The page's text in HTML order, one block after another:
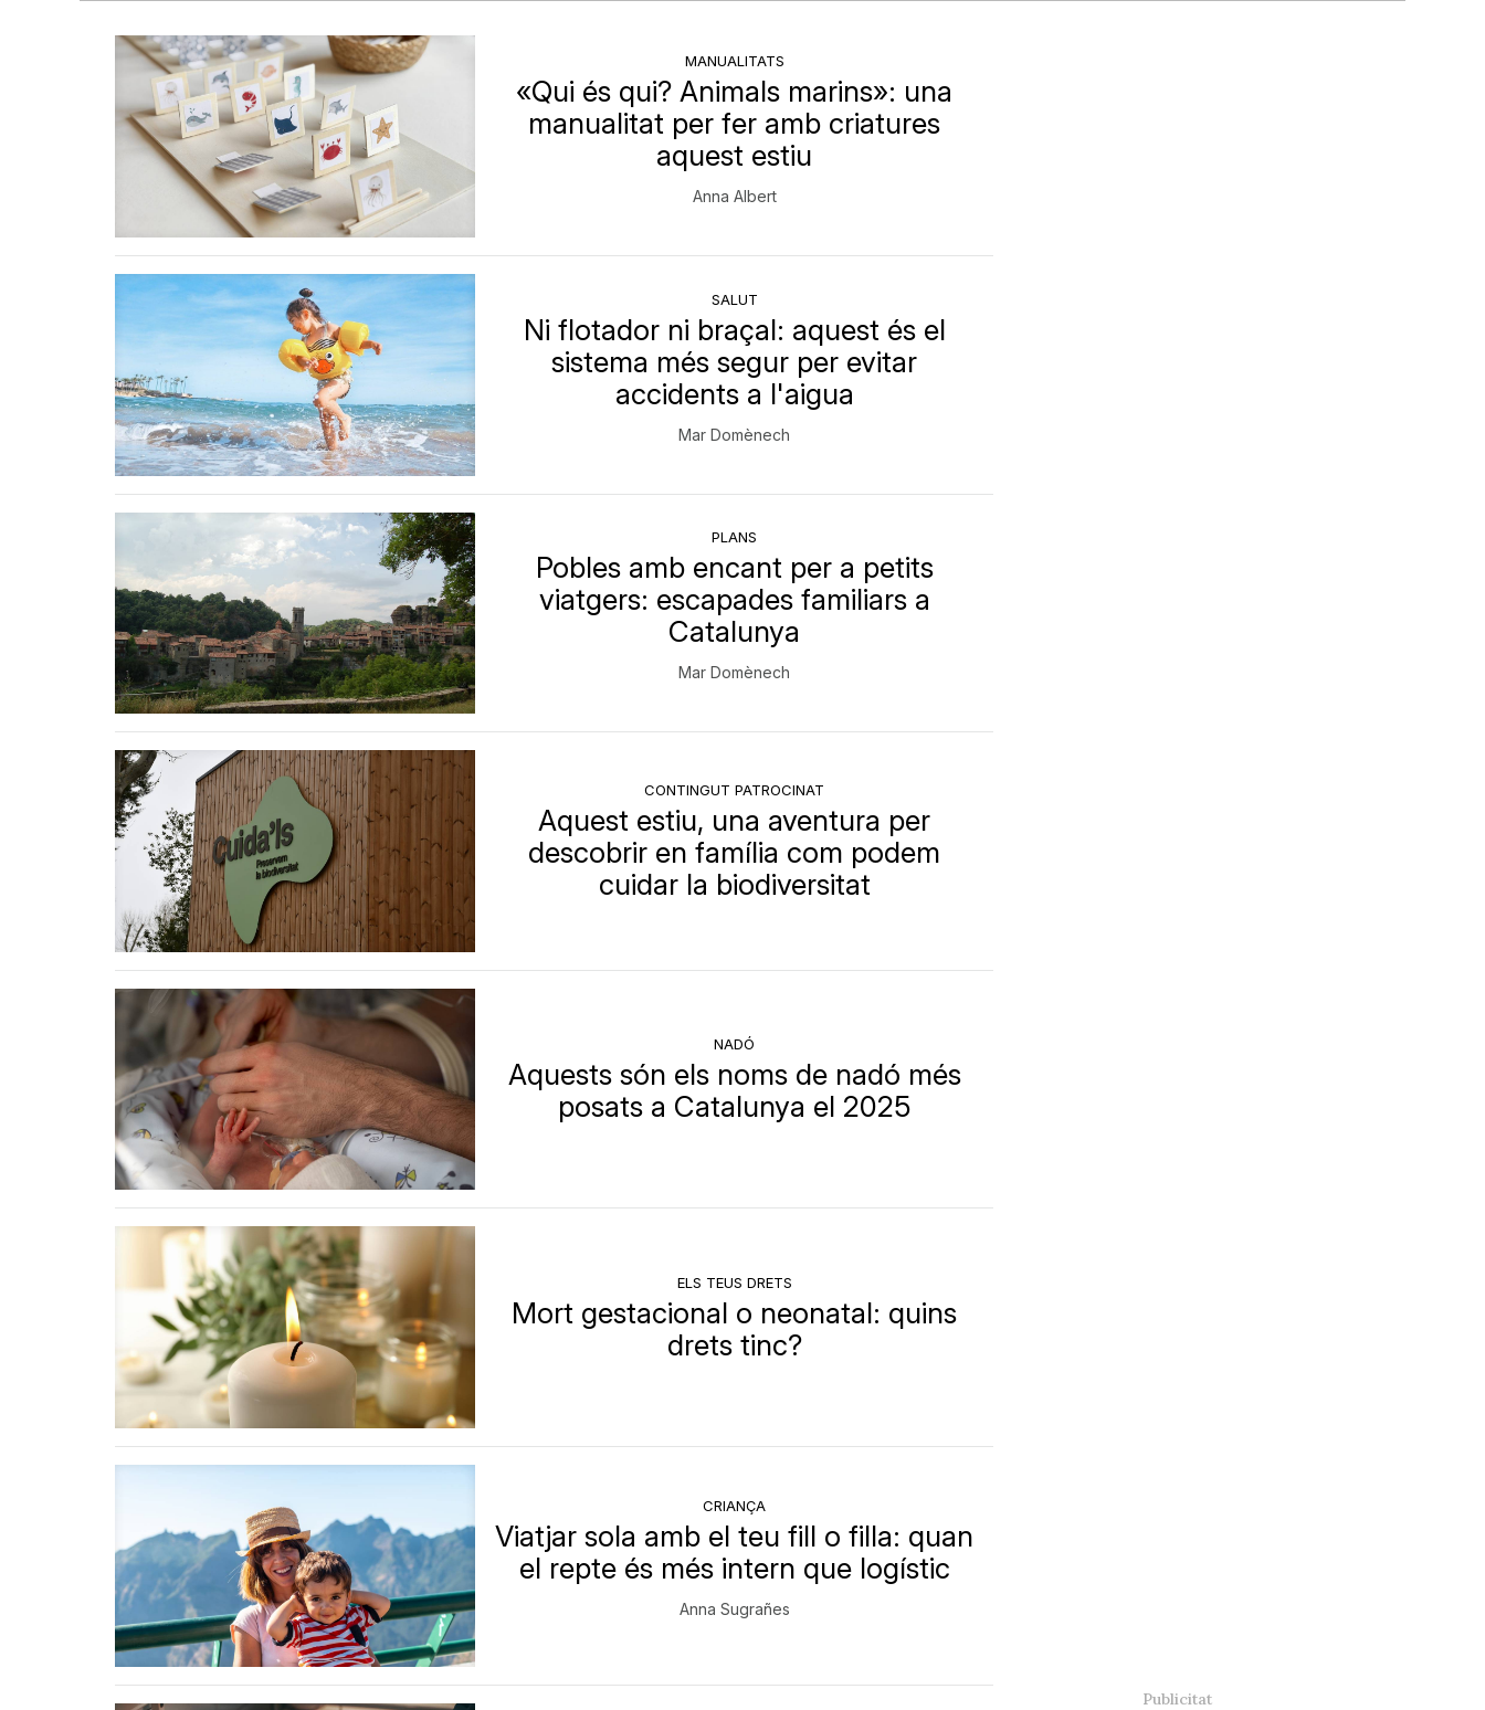
MANUALITATS
«Qui és qui? Animals marins»: una
manualitat per fer amb criatures
aquest estiu
Anna Albert
SALUT
Ni flotador ni braçal: aquest és el
sistema més segur per evitar
accidents a l'aigua
Mar Domènech
PLANS
Pobles amb encant per a petits
viatgers: escapades familiars a
Catalunya
Mar Domènech
CONTINGUT PATROCINAT
Aquest estiu, una aventura per
descobrir en família com podem
cuidar la biodiversitat
NADÓ
Aquests són els noms de nadó més
posats a Catalunya el 2025
ELS TEUS DRETS
Mort gestacional o neonatal: quins
drets tinc?
CRIANÇA
Viatjar sola amb el teu fill o filla: quan
el repte és més intern que logístic
Anna Sugrañes